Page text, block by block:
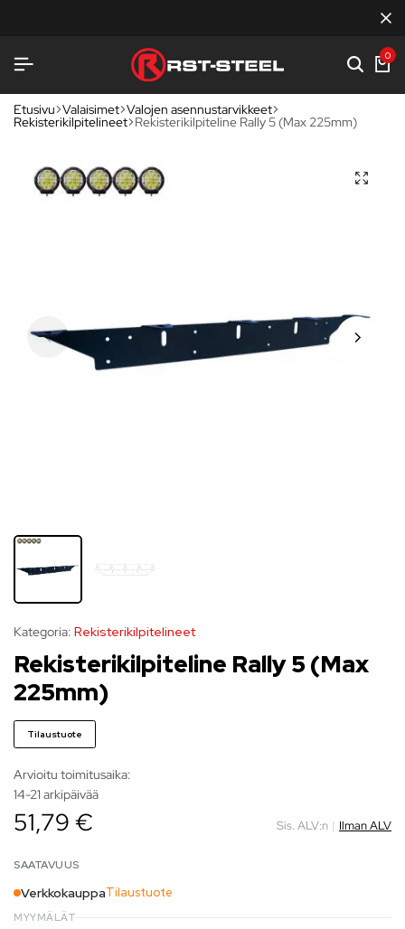
TERÄKSENLUJAA
TERÄKSENLUJAA
TERÄKSENLUJAA
0
Etusivu Valaisimet Valojen asennustarvikkeet
Rekisterikilpitelineet Rekisterikilpiteline Rally 5 (Max 225mm)
Kategoria: Rekisterikilpitelineet
Rekisterikilpiteline Rally 5 (Max
225mm)
Tilaustuote
Arvioitu toimitusaika:
14-21 arkipäivää
51,79 € Sis. ALV:n | Ilman ALV
SAATAVUUS
VerkkokauppaTilaustuote
MYYMÄLÄT